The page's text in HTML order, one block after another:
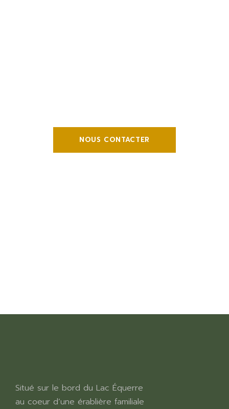
NOUS CONTACTER
Situé sur le bord du Lac Équerre
au coeur d’une érablière familiale